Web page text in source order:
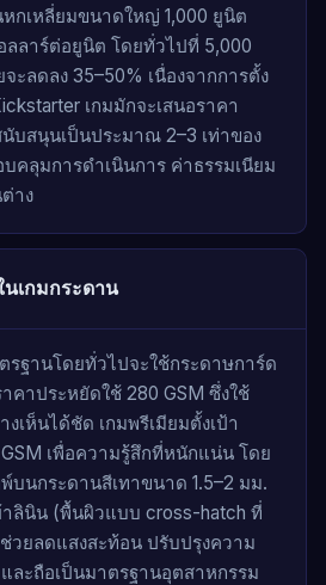
กเหลี่ยมขนาดใหญ่ 1,000 ยูนิต
ลลาร์ต่อยูนิต โดยทั่วไปที่ 5,000
ลดลง 35–50% เนื่องจากการตั้ง
เกมมักจะเสนอราคา
บสนุนเป็นประมาณ 2–3 เท่าของ
คลุมการดำเนินการ ค่าธรรมเนียม
าง
นเกมกระดาน
รฐานโดยทั่วไปจะใช้กระดาษการ์ด
คาประหยัดใช้ 280 GSM ซึ่งใช้
เห็นได้ชัด เกมพรีเมียมตั้งเป้า
เพื่อความรู้สึกที่หนักแน่น โดย
บนกระดานสีเทาขนาด 1.5–2 มม.
าลินิน (พื้นผิวแบบ cross-hatch ที่
วยลดแสงสะท้อน ปรับปรุงความ
ละถือเป็นมาตรฐานอุตสาหกรรม